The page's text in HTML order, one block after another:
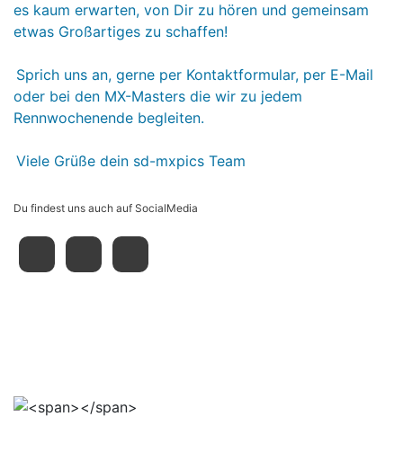
es kaum erwarten, von Dir zu hören und gemeinsam
etwas Großartiges zu schaffen!
Sprich uns an, gerne per Kontaktformular, per E-Mail
oder bei den MX-Masters die wir zu jedem
Rennwochenende begleiten.
Viele Grüße dein sd-mxpics Team
Du findest uns auch auf SocialMedia